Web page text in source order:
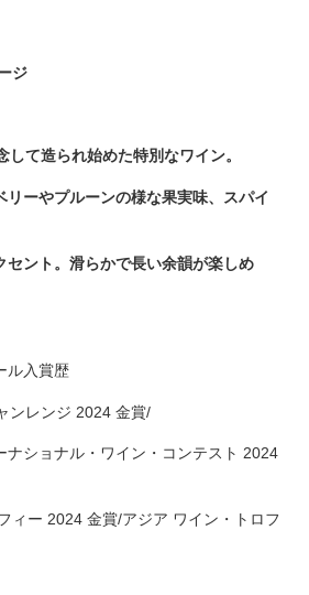
ジ
して造られ始めた特別なワイン。
リーやプルーンの様な果実味、スパイ
セント。滑らかで長い余韻が楽しめ
ル入賞歴
ンレンジ 2024 金賞/
ナショナル・ワイン・コンテスト 2024
ィー 2024 金賞/アジア ワイン・トロフ